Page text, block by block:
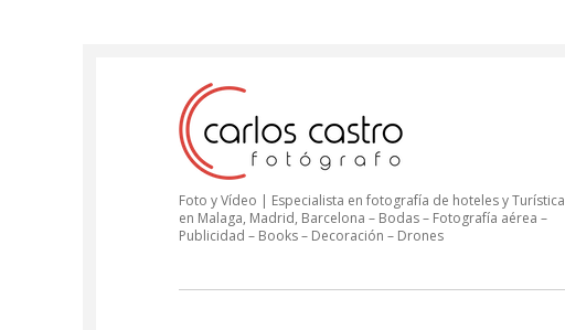
Foto y Vídeo | Especialista en fotografía de hoteles y Turística
en Malaga, Madrid, Barcelona – Bodas – Fotografía aérea –
Publicidad – Books – Decoración – Drones